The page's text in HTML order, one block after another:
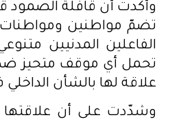
وأكدت أن قافلة الصمود
تضمّ مواطنين
الفاعلين المدنيين
تحمل أي موقف متحيز ضد
علاقة لها بالشأن
وشدّدت على أن علاقتها